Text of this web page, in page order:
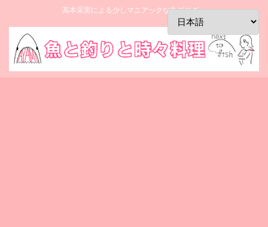
高本采実による少しマニアックな魚ブログ。